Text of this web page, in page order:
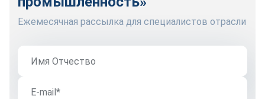
Ежемесячная рассылка для специалистов отрасли